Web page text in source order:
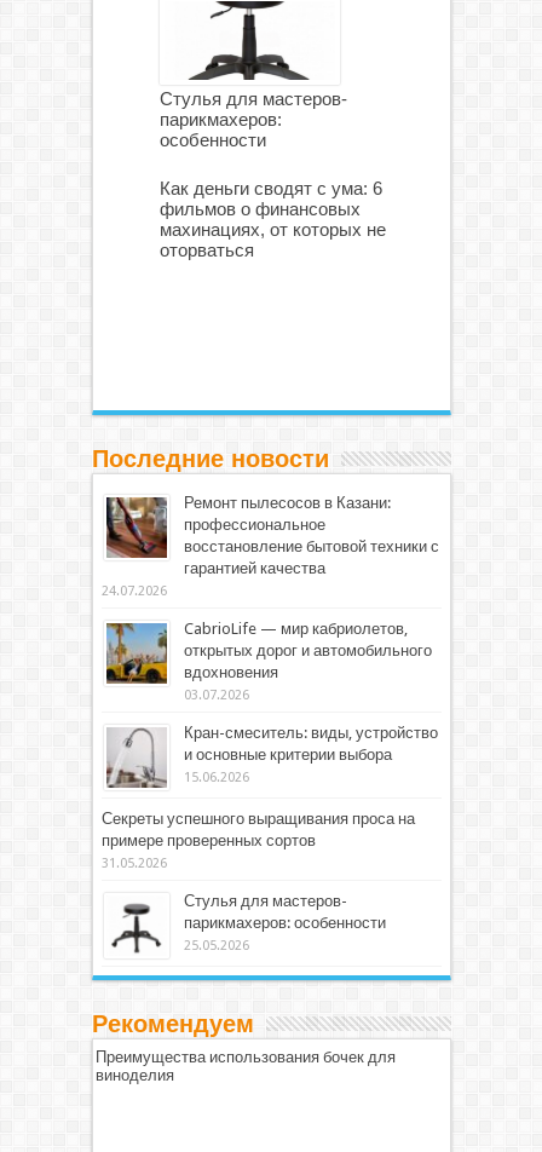
Стулья для мастеров-
парикмахеров:
особенности
Как деньги сводят с ума: 6
фильмов о финансовых
махинациях, от которых не
оторваться
Последние новости
Ремонт пылесосов в Казани:
профессиональное
восстановление бытовой техники с
гарантией качества
24.07.2026
CabrioLife — мир кабриолетов,
открытых дорог и автомобильного
вдохновения
03.07.2026
Кран-смеситель: виды, устройство
и основные критерии выбора
15.06.2026
Секреты успешного выращивания проса на
примере проверенных сортов
31.05.2026
Стулья для мастеров-
парикмахеров: особенности
25.05.2026
Рекомендуем
Преимущества использования бочек для
виноделия